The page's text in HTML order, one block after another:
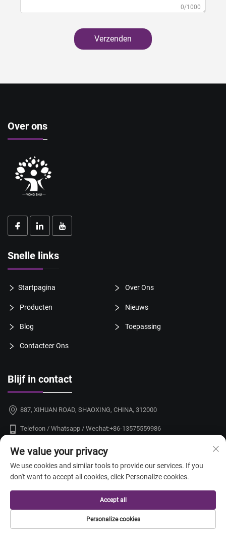
0/1000
Verzenden
Over ons
Snelle links
Startpagina Over Ons
Producten Nieuws
Blog Toepassing
Contacteer Ons
Blijf in contact
887, XIHUAN ROAD, SHAOXING, CHINA, 312000
Telefoon / Whatsapp / Wechat:+86-13575559986
[email protected]
We value your privacy
We use cookies and similar tools to provide our services. If you
don't want to accept all cookies, click Personalize cookies.
Personalize cookies
Accept all